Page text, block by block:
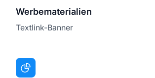
Werbematerialien
Textlink-Banner